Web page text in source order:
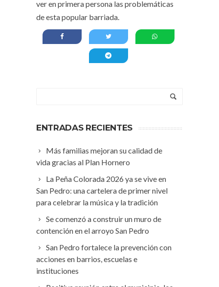
ver en primera persona las problemáticas
de esta popular barriada.
ENTRADAS RECIENTES
Más familias mejoran su calidad de
vida gracias al Plan Hornero
La Peña Colorada 2026 ya se vive en
San Pedro: una cartelera de primer nivel
para celebrar la música y la tradición
Se comenzó a construir un muro de
contención en el arroyo San Pedro
San Pedro fortalece la prevención con
acciones en barrios, escuelas e
instituciones